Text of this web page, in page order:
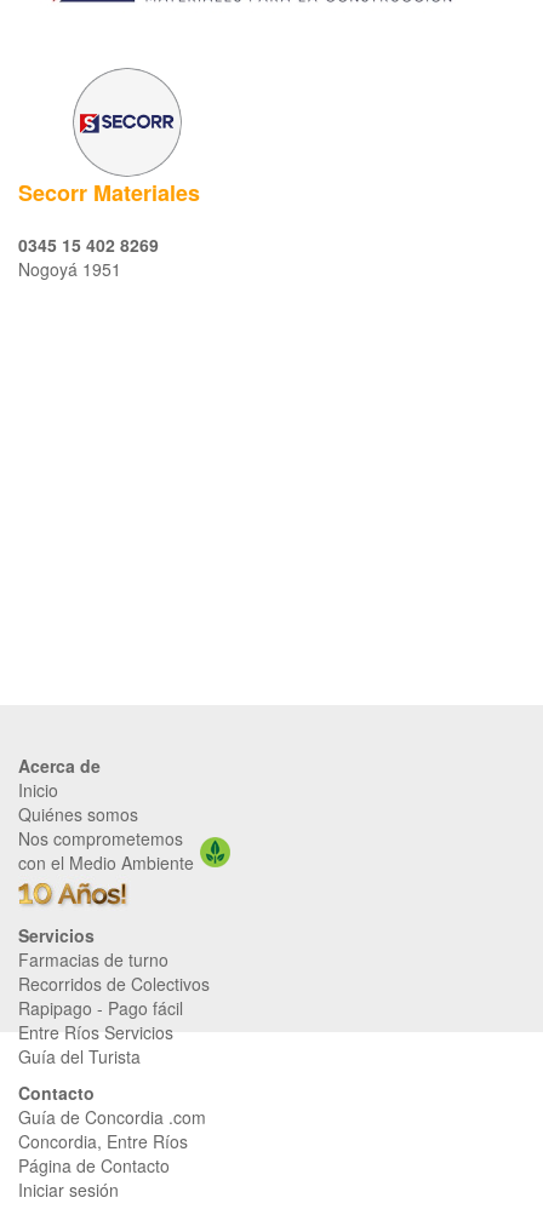
Secorr Materiales
0345 15 402 8269
Nogoyá 1951
Acerca de
Inicio
Quiénes somos
Nos comprometemos
con el Medio Ambiente
Servicios
Farmacias de turno
Recorridos de Colectivos
Rapipago - Pago fácil
Entre Ríos Servicios
Guía del Turista
Contacto
Guía de Concordia .com
Concordia, Entre Ríos
Página de Contacto
Iniciar sesión